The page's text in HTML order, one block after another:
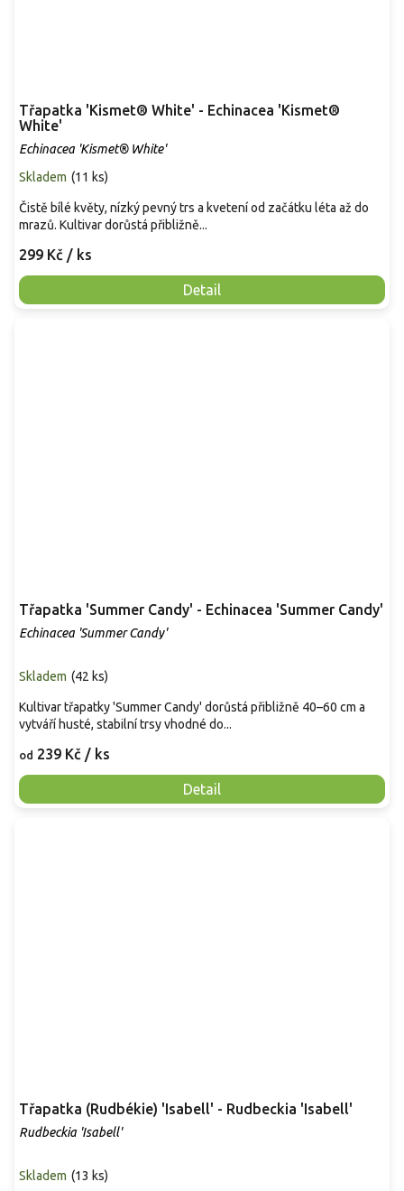
Třapatka 'Kismet® White' - Echinacea 'Kismet®
White'
Echinacea 'Kismet® White'
Skladem (11 ks)
299 Kč / ks
Detail
Čistě bílé květy, nízký pevný trs a kvetení od začátku léta až do
mrazů. Kultivar dorůstá přibližně...
Třapatka 'Summer Candy' - Echinacea 'Summer Candy'
Echinacea 'Summer Candy'
Skladem (42 ks)
od 239 Kč / ks
Detail
Kultivar třapatky 'Summer Candy' dorůstá přibližně 40–60 cm a
vytváří husté, stabilní trsy vhodné do...
Třapatka (Rudbékie) 'Isabell' - Rudbeckia 'Isabell'
Rudbeckia 'Isabell'
Skladem (13 ks)